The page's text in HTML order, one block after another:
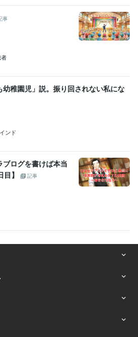
事
稚園児」説。振り回されない私にな
ンド
ブログを書けば本当
】
記事